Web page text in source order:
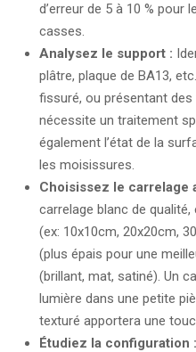
d’erreur de 5 à 10 % pour
casses.
Analysez le support :
plâtre, plaque de BA13,
fissuré, ou présentant
nécessite un traitement
également l’état de la
les moisissures.
Choisissez le carrelage
carrelage blanc de
(ex: 10x10cm, 20x20cm,
(plus épais pour une
(brillant, mat, satiné). Un
lumière dans une petite
texturé apportera une
Étudiez la configuration :